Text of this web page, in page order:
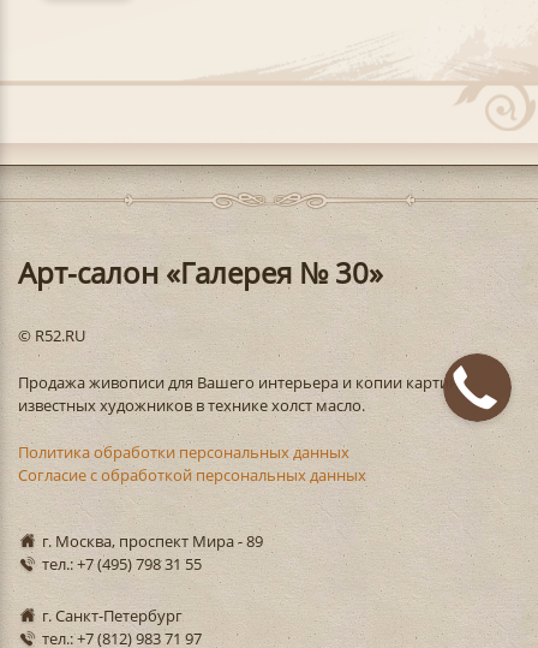
Арт-салон «Галерея № 30»
© R52.RU
Продажа живописи для Вашего интерьера и копии картин
известных художников в технике холст масло.
Политика обработки персональных данных
Согласие с обработкой персональных данных
г. Москва, проспект Мира - 89
тел.: +7 (495) 798 31 55
г. Санкт-Петербург
тел.: +7 (812) 983 71 97